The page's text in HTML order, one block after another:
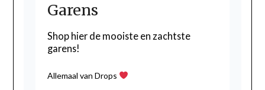
Garens
Shop hier de mooiste en zachtste
garens!
Allemaal van Drops